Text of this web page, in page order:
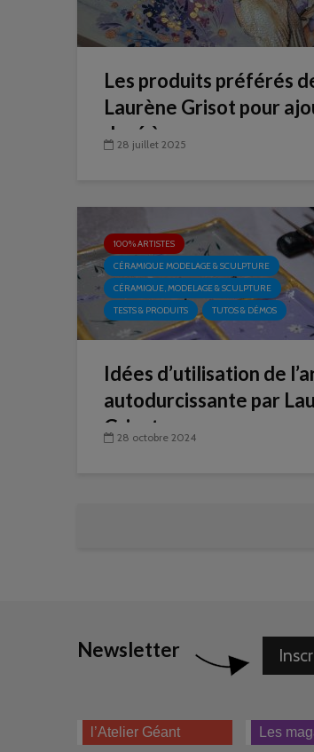
Les produits préférés
Laurène Grisot pour
doré à ses œuvres
28 juillet 2025
100% ARTISTES
CÉRAMIQUE MODELAGE & SCULPTURE
CÉRAMIQUE, MODELAGE & SCULPTURE
TESTS & PRODUITS
TUTOS & DÉMOS
Idées d’utilisation de
autodurcissante par
Grisot
28 octobre 2024
Newsletter
l’Atelier Géant Les